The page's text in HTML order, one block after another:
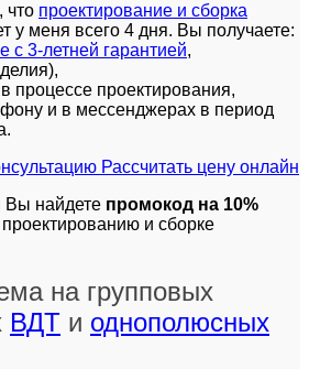
что проектирование и сборка
у меня всего 4 дня. Вы получаете:
с 3-летней гарантией,
процессе проектирования,
и в мессенджерах в период
Рассчитать цену онлайн
Вы найдете промокод на 10%
и сборке
на групповых
ВДТ и однополюсных